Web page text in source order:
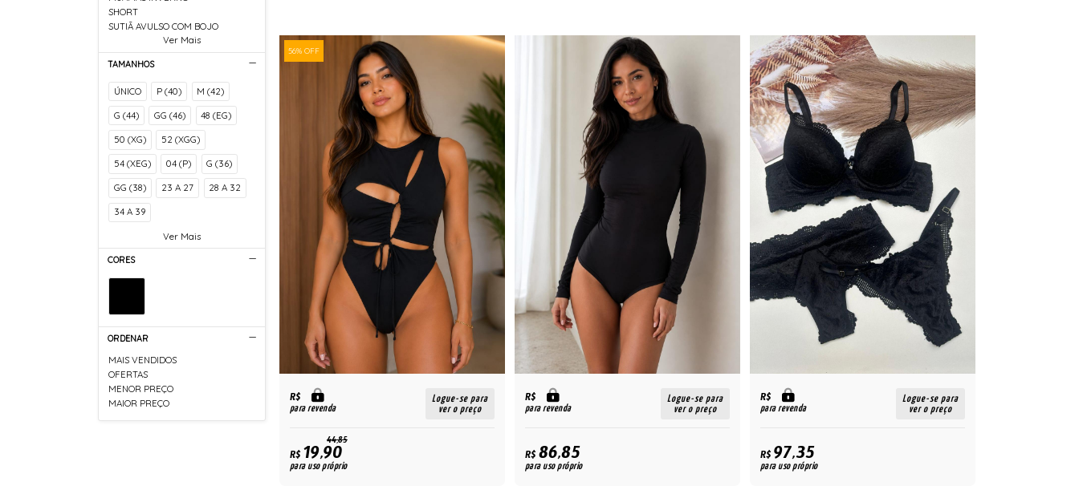
SHORT
SUTIÃ AVULSO COM BOJO
Ver Mais
TAMANHOS
ÚNICO P (40) M (42)
G (44) GG (46) 48 (EG)
50 (XG) 52 (XGG)
54 (XEG) 04 (P) G (36)
GG (38) 23 A 27 28 A 32
34 A 39
Ver Mais
CORES
ORDENAR
MAIS VENDIDOS
OFERTAS
MENOR PREÇO
MAIOR PREÇO
56% OFF
R$
para revenda
Logue-se para
ver o preço
44,85
R$19,90
para uso próprio
R$
para revenda
Logue-se para
ver o preço
R$86,85
para uso próprio
R$
para revenda
Logue-se para
ver o preço
R$97,35
para uso próprio